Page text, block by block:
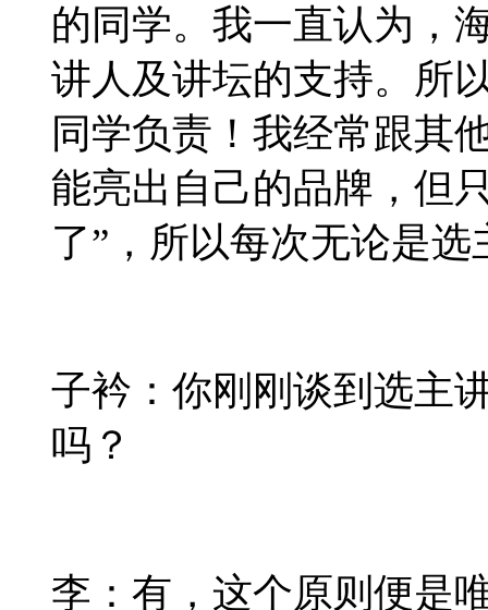
的同学。我一直认为，
讲人及讲坛的支持。所
同学负责！我经常跟其
能亮出自己的品牌，但
了”，所以每次无论是
子衿：你刚刚谈到选主
吗？
李：有，这个原则便是